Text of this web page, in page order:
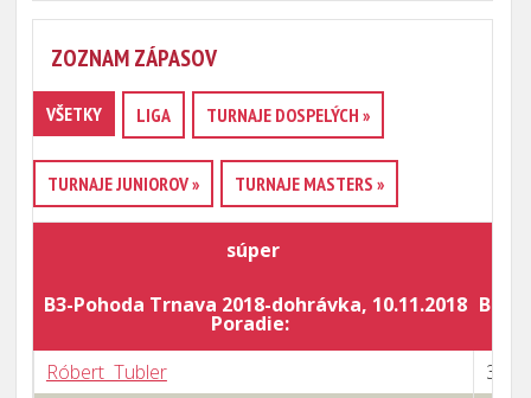
ZOZNAM ZÁPASOV
VŠETKY LIGA TURNAJE DOSPELÝCH »
TURNAJE JUNIOROV » TURNAJE MASTERS »
súper
B3-Pohoda Trnava 2018-dohrávka, 10.11.2018
Poradie:
Róbert Tubler 3 : 0